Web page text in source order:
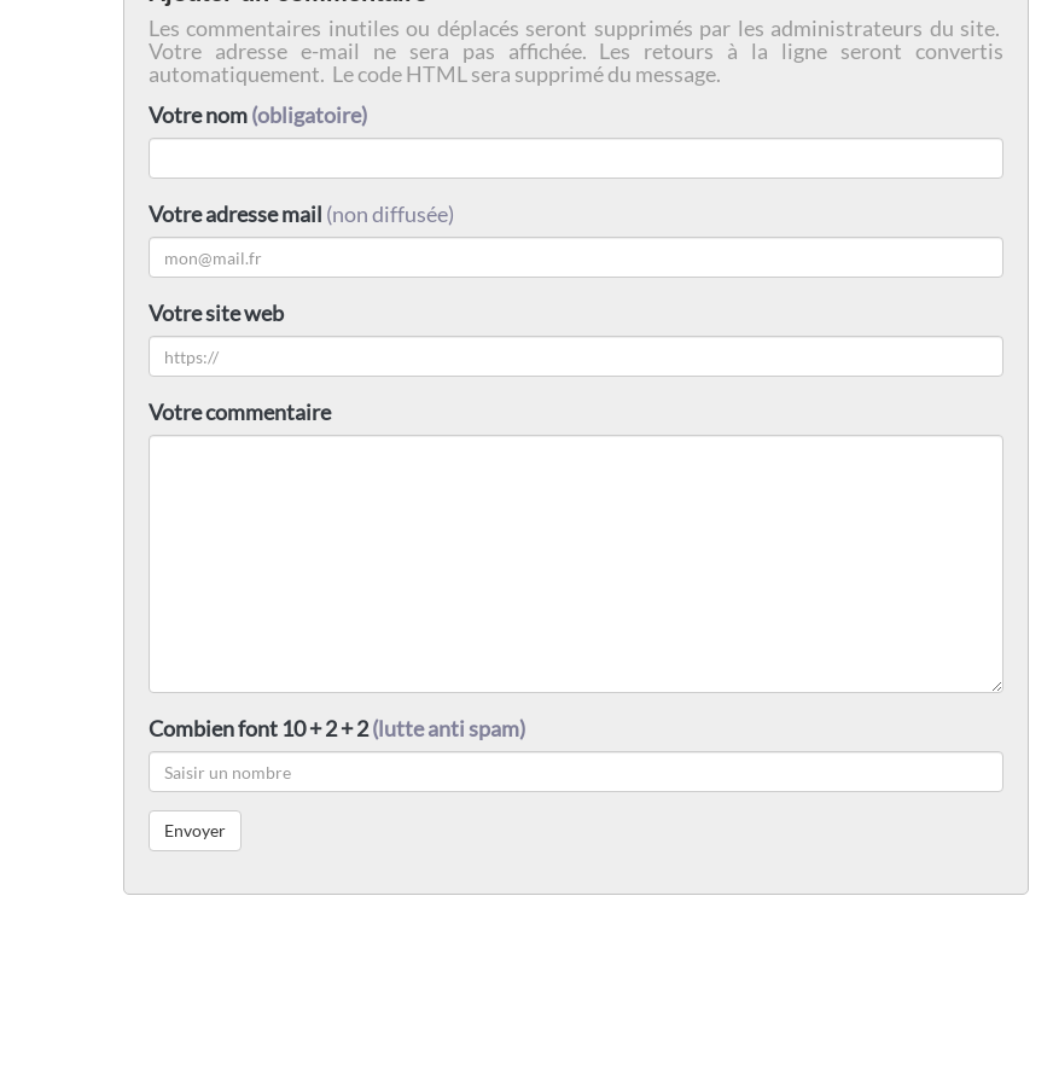
Les commentaires inutiles ou déplacés seront supprimés par les administrateurs du site.
Votre adresse e-mail ne sera pas affichée. Les retours à la ligne seront convertis
automatiquement. Le code HTML sera supprimé du message.
Votre nom(obligatoire)
Votre adresse mail (non diffusée)
Votre site web
Votre commentaire
Combien font 10 + 2 + 2(lutte anti spam)